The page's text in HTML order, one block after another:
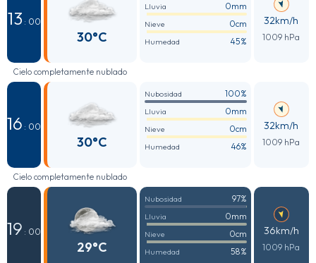
13 : 00
30°C
Lluvia 0mm
Nieve 0cm
Humedad 45%
32km/h
1009 hPa
Cielo completamente nublado
16 : 00
30°C
Nubosidad 100%
Lluvia 0mm
Nieve 0cm
Humedad 46%
32km/h
1009 hPa
Cielo completamente nublado
19 : 00
29°C
Nubosidad 97%
Lluvia 0mm
Nieve 0cm
Humedad 58%
36km/h
1009 hPa